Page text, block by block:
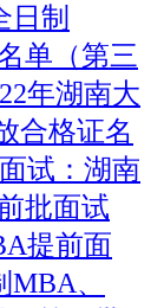
日制
单（第三
年湖南大
合格证名
试：湖南
批面试
提前面
、